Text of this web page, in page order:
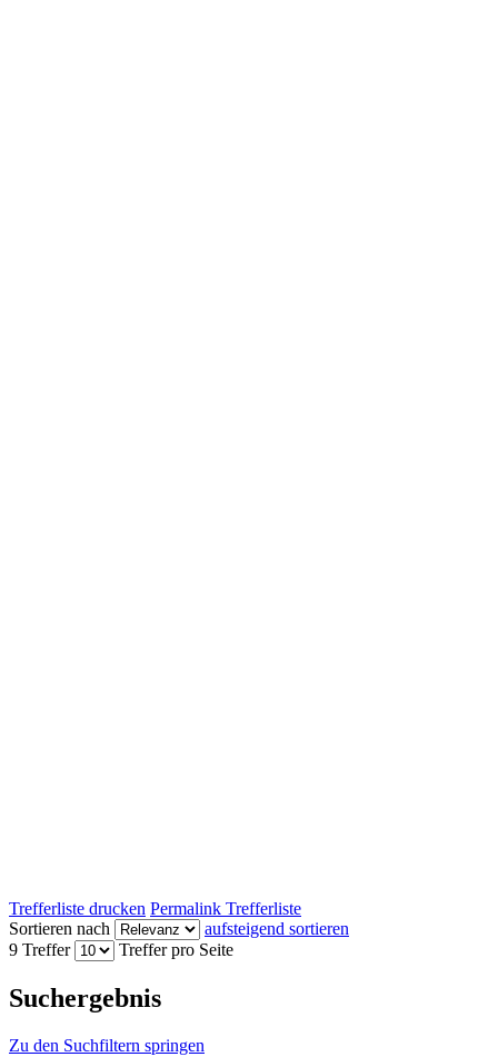
Trefferliste drucken Permalink Trefferliste
Sortieren nach
aufsteigend sortieren
9 Treffer
Treffer pro Seite
Suchergebnis
Zu den Suchfiltern springen